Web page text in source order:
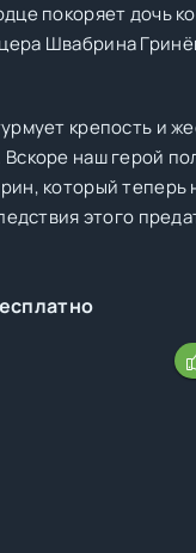
покоряет дочь
Швабрина
крепость и
наш герой
который теперь
этого